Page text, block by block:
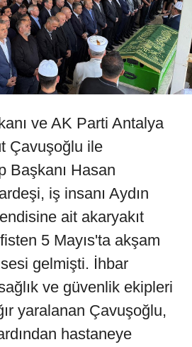
ve AK Parti Antalya
Çavuşoğlu ile
Başkanı Hasan
iş insanı Aydın
ait akaryakıt
5 Mayıs'ta akşam
gelmişti. İhbar
ve güvenlik ekipleri
yaralanan Çavuşoğlu,
hastaneye